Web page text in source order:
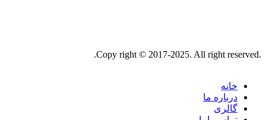
.Copy right © 2017-2025. All right reserved.
خانه
درباره ما
گالری